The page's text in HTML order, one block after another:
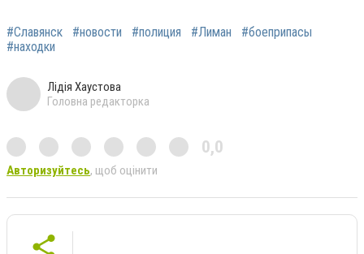
#Славянск #новости #полиция #Лиман
#боеприпасы
#находки
Лідія Хаустова
Головна редакторка
0,0
Авторизуйтесь, щоб оцінити